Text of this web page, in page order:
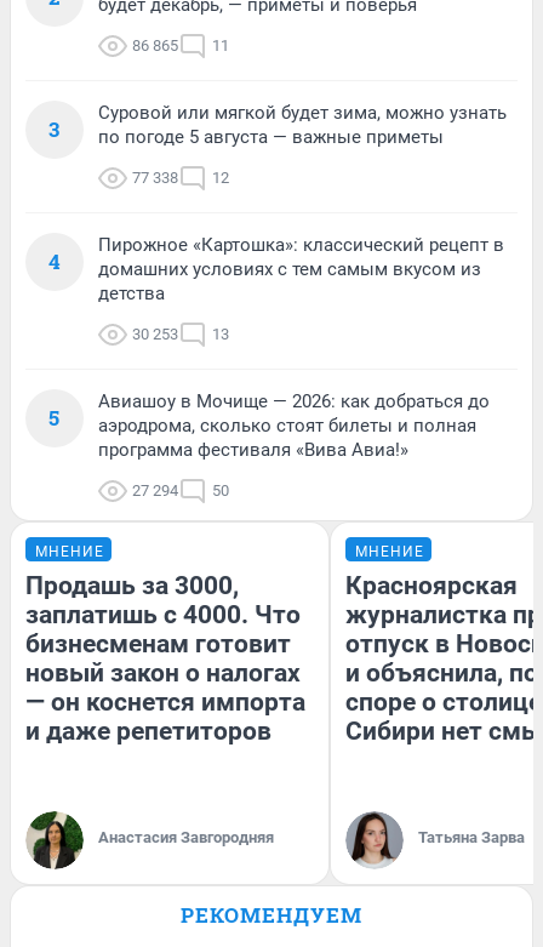
будет декабрь, — приметы и поверья
86 865 11
3
Суровой или мягкой будет зима, можно узнать
по погоде 5 августа — важные приметы
77 338 12
4
Пирожное «Картошка»: классический рецепт в
домашних условиях с тем самым вкусом из
детства
30 253 13
5
Авиашоу в Мочище — 2026: как добраться до
аэродрома, сколько стоят билеты и полная
программа фестиваля «Вива Авиа!»
27 294 50
МНЕНИЕ
Продашь за 3000,
заплатишь с 4000. Что
бизнесменам готовит
новый закон о налогах
— он коснется импорта
и даже репетиторов
Анастасия Завгородняя
МНЕНИЕ
Красноярская
журналистка
отпуск в
и объяснила,
споре о столице
Сибири нет
Татьяна Зарва
РЕКОМЕНДУЕМ